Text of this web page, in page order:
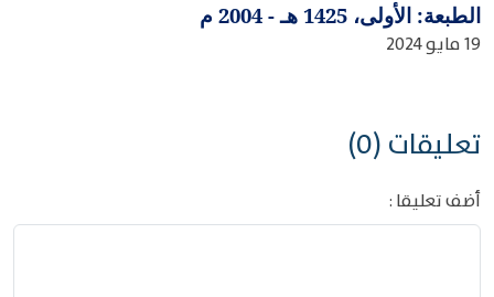
الطبعة: الأولى، 1425 هـ - 2004 م
19 مايو 2024
تعليقات (0)
أضف تعليقا :